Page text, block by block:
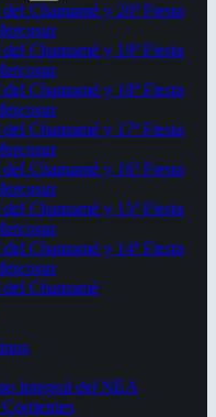
Chamamé y 20ª Fiesta
Chamamé y 19ª Fiesta
Chamamé y 18ª Fiesta
Chamamé y 17ª Fiesta
Chamamé y 16ª Fiesta
Chamamé y 15ª Fiesta
Chamamé y 14ª Fiesta
Chamamé
Integral del NEA